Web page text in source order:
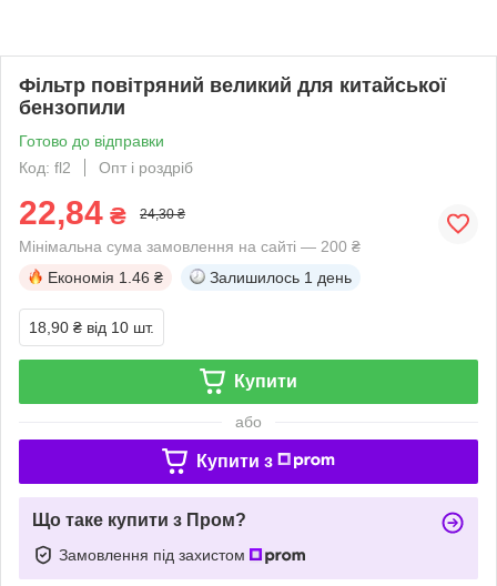
Фільтр повітряний великий для китайської
бензопили
Готово до відправки
Код: fl2
Опт і роздріб
22,84 ₴ 24,30 ₴
Мінімальна сума замовлення на сайті — 200 ₴
Економія 1.46 ₴ Залишилось 1 день
18,90 ₴ від 10 шт.
Купити
або
Купити з
Що таке купити з Пром?
Замовлення під захистом